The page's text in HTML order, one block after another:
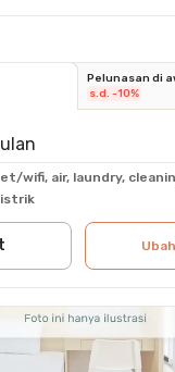
Pelunasan di
s.d. -10%
wifi, air, laundry,